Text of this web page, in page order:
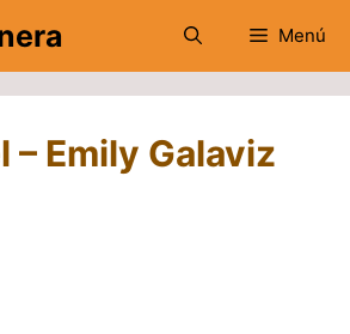
Menú
– Emily Galaviz